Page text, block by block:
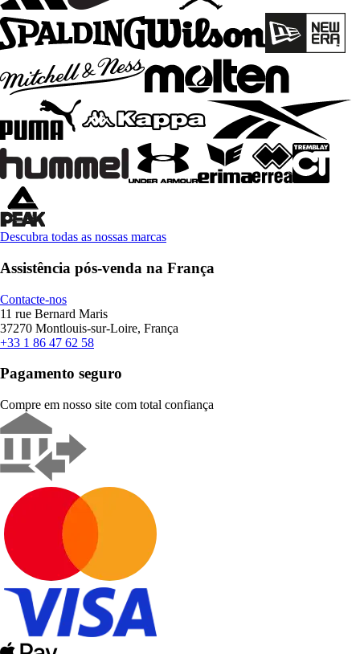
Descubra todas as nossas marcas
Assistência pós-venda na França
Contacte-nos
11 rue Bernard Maris
37270 Montlouis-sur-Loire, França
+33 1 86 47 62 58
Pagamento seguro
Compre em nosso site com total confiança